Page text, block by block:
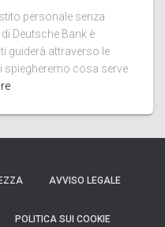
personale senza
Deutsche Bank è
guiderà attraverso le
spiegheremo cosa serve
AVVISO LEGALE
POLITICA SUI COOKIE